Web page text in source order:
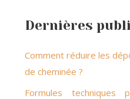
Dernières
Comment réduire les
de cheminée ?
Formules techniques